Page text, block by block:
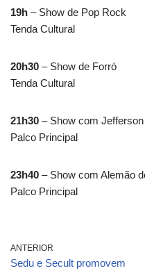
19h – Show de Pop Rock
Tenda Cultural
20h30 – Show de Forró
Tenda Cultural
21h30 – Show com
Palco Principal
23h40 – Show com Alemão
Palco Principal
ANTERIOR
Sedu e Secult promovem